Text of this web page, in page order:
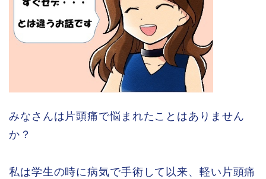
みなさんは片頭痛で悩まれたことはありません
か？
私は学生の時に病気で手術して以来、軽い片頭痛